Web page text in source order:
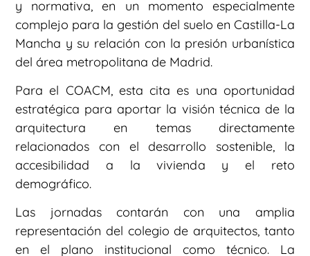
y normativa, en un momento especialmente
complejo para la gestión del suelo en Castilla-La
Mancha y su relación con la presión urbanística
del área metropolitana de Madrid.
Para el COACM, esta cita es una oportunidad
estratégica para aportar la visión técnica de la
arquitectura en temas directamente
relacionados con el desarrollo sostenible, la
accesibilidad a la vivienda y el reto
demográfico.
Las jornadas contarán con una amplia
representación del colegio de arquitectos, tanto
en el plano institucional como técnico. La